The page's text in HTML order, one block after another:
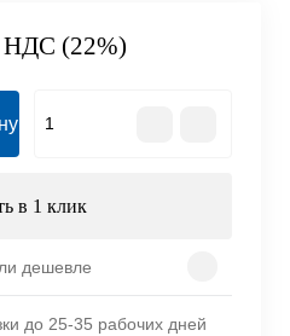
НДС (22%)
в 1 клик
дешевле
до 25-35 рабочих дней